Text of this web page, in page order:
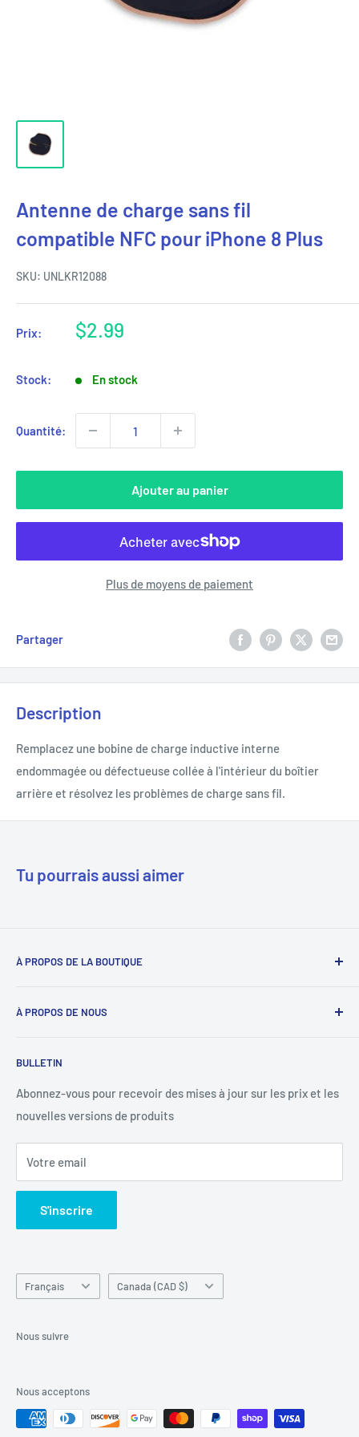
Antenne de charge sans fil
compatible NFC pour iPhone 8 Plus
SKU: UNLKR12088
Prix:
Prix
$2.99
Stock: En stock
Quantité:
Ajouter au panier
Plus de moyens de paiement
Partager
Description
Remplacez une bobine de charge inductive interne
endommagée ou défectueuse collée à l'intérieur du boîtier
arrière et résolvez les problèmes de charge sans fil.
Tu pourrais aussi aimer
À PROPOS DE LA BOUTIQUE
téléphones en étant leur fournisseur de confiance. Nous y
un service client personnalisé.
+1 844-664-8388
Toutes les marques déposées appartiennent à leurs
détenteurs respectifs. Unlockr ne possède ni ne
revendique les marques utilisées sur ce site web dont elle
n'est pas propriétaire.
À PROPOS DE NOUS
Bons prépayés
Vérification IMEI
Produits de déverrouillage
Centre de retour
Recherche
Contactez-nous
Conditions d'utilisation
BULLETIN
Abonnez-vous pour recevoir des mises à jour sur les prix et les
nouvelles versions de produits
Votre email
S'inscrire
Langue
Français Pays/région
Canada (CAD $)
Nous suivre
Nous acceptons